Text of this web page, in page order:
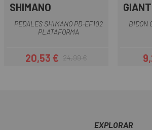
SHIMANO
PEDALES SHIMANO PD-EF102
PLATAFORMA
Precio
20,53 €Precio regular
24,99 €
GIANT
BIDON
EXPLORAR